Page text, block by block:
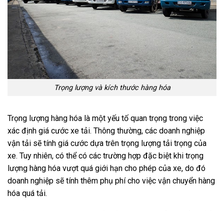
Trọng lượng và kích thước hàng hóa
Trọng lượng hàng hóa là một yếu tố quan trọng trong việc
xác định giá cước xe tải. Thông thường, các doanh nghiệp
vận tải sẽ tính giá cước dựa trên trọng lượng tải trọng của
xe. Tuy nhiên, có thể có các trường hợp đặc biệt khi trọng
lượng hàng hóa vượt quá giới hạn cho phép của xe, do đó
doanh nghiệp sẽ tính thêm phụ phí cho việc vận chuyển hàng
hóa quá tải.